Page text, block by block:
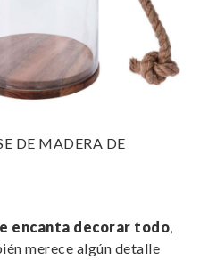
DE MADERA DE
encanta decorar todo,
merece algún detalle